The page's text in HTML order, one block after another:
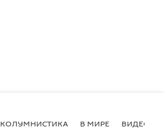
КОЛУМНИСТИКА В МИРЕ ВИДЕО